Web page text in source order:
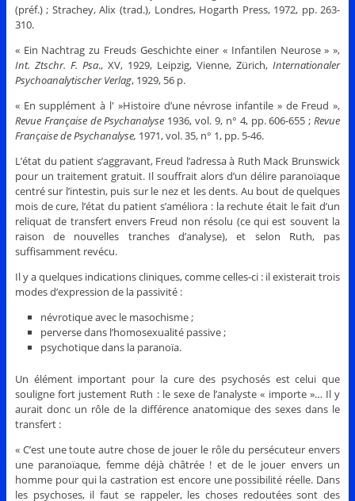
(préf.) ; Strachey, Alix (trad.), Londres, Hogarth Press, 1972, pp. 263-
310.
« Ein Nachtrag zu Freuds Geschichte einer « Infantilen Neurose » »,
Int. Ztschr. F. Psa., XV, 1929, Leipzig, Vienne, Zürich,Internationaler
Psychoanalytischer Verlag, 1929, 56 p.
« En supplément à l' »Histoire d’une névrose infantile » de Freud »,
Revue Française de Psychanalyse 1936, vol. 9, n° 4, pp. 606-655 ;Revue
Française de Psychanalyse, 1971, vol. 35, n° 1, pp. 5-46.
L’état du patient s’aggravant, Freud l’adressa à Ruth Mack Brunswick
pour un traitement gratuit. Il souffrait alors d’un délire paranoïaque
centré sur l’intestin, puis sur le nez et les dents. Au bout de quelques
mois de cure, l’état du patient s’améliora : la rechute était le fait d’un
reliquat de transfert envers Freud non résolu (ce qui est souvent la
raison de nouvelles tranches d’analyse), et selon Ruth, pas
suffisamment revécu.
Il y a quelques indications cliniques, comme celles-ci : il existerait trois
modes d’expression de la passivité :
névrotique avec le masochisme ;
perverse dans l’homosexualité passive ;
psychotique dans la paranoïa.
Un élément important pour la cure des psychosés est celui que
souligne fort justement Ruth : le sexe de l’analyste « importe »… Il y
aurait donc un rôle de la différence anatomique des sexes dans le
transfert :
« C’est une toute autre chose de jouer le rôle du persécuteur envers
une paranoïaque, femme déjà châtrée ! et de le jouer envers un
homme pour qui la castration est encore une possibilité réelle. Dans
les psychoses, il faut se rappeler, les choses redoutées sont des